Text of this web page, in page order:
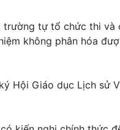
trường tự tổ chức thi
không phân hóa
Hội Giáo dục Lịch sử